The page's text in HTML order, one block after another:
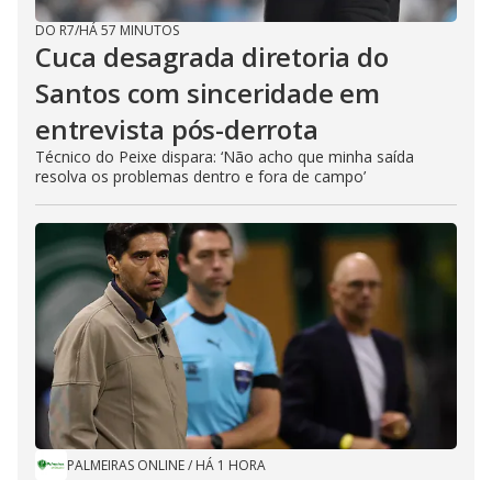
DO R7/HÁ 57 MINUTOS
Cuca desagrada diretoria do
Santos com sinceridade em
entrevista pós-derrota
Técnico do Peixe dispara: ‘Não acho que minha saída
resolva os problemas dentro e fora de campo’
PALMEIRAS ONLINE/ HÁ 1 HORA